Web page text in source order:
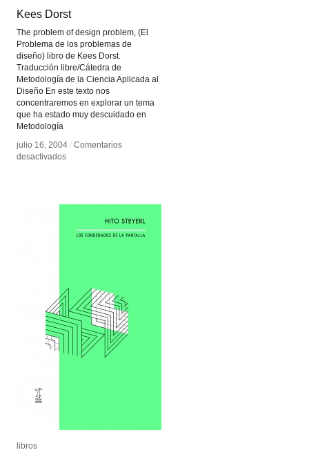
Kees Dorst
The problem of design problem, (El
Problema de los problemas de
diseño) libro de Kees Dorst.
Traducción libre/Cátedra de
Metodología de la Ciencia Aplicada al
Diseño En este texto nos
concentraremos en explorar un tema
que ha estado muy descuidado en
Metodología
julio 16, 2004 / Comentarios
desactivadosen
Kees Dorst
julio 16, 2004 / Comentarios
desactivadosen
libros
libros